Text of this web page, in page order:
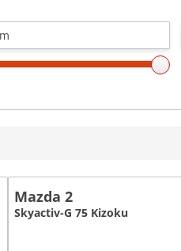
Mazda 2
Skyactiv-G 75 Kizoku